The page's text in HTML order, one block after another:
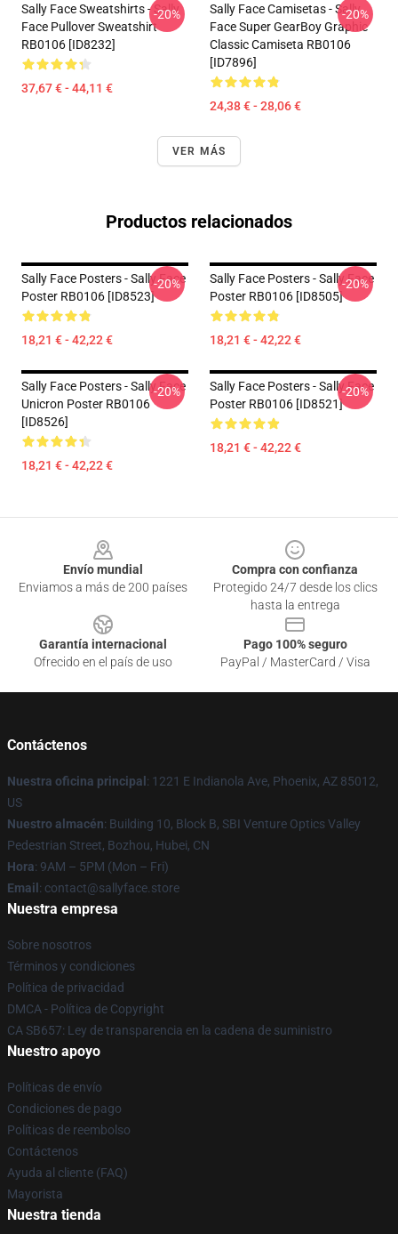
Sally Face Sweatshirts - Sally
Face Pullover Sweatshirt
RB0106 [ID8232]
37,67 € - 44,11 €
-20%
Sally Face Camisetas - Sally
Face Super GearBoy Graphic
Classic Camiseta RB0106
[ID7896]
24,38 € - 28,06 €
-20%
VER MÁS
Productos relacionados
Sally Face Posters - Sally Face
Poster RB0106 [ID8523]
18,21 € - 42,22 €
-20%
Sally Face Posters - Sally Face
Poster RB0106 [ID8505]
18,21 € - 42,22 €
-20%
Sally Face Posters - Sally Face
Unicron Poster RB0106
[ID8526]
18,21 € - 42,22 €
-20%
Sally Face Posters - Sally Face
Poster RB0106 [ID8521]
18,21 € - 42,22 €
-20%
Envío mundial
Enviamos a más de 200 países
Compra con confianza
Protegido 24/7 desde los clics
hasta la entrega
Garantía internacional
Ofrecido en el país de uso
Pago 100% seguro
PayPal / MasterCard / Visa
Contáctenos
Nuestra oficina principal : 1221 E Indianola Ave, Phoenix, AZ 85012,
US
Nuestro almacén: Building 10, Block B, SBI Venture Optics Valley
Pedestrian Street, Bozhou, Hubei, CN
Hora: 9AM – 5PM (Mon – Fri)
Email : contact@sallyface.store
Nuestra empresa
Sobre nosotros
Términos y condiciones
Política de privacidad
DMCA - Política de Copyright
CA SB657: Ley de transparencia en la cadena de suministro
Nuestro apoyo
Políticas de envío
Condiciones de pago
Políticas de reembolso
Contáctenos
Ayuda al cliente (FAQ)
Mayorista
Nuestra tienda